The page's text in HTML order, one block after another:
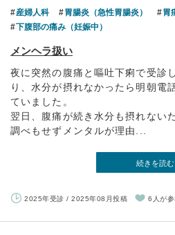
産婦人科 胃腸炎（急性胃腸炎） 胃
下腹部の痛み（妊娠中）
メンヘラ扱い
夜に突然の腹痛と嘔吐下痢で受診
り、水分が摂れなかったら明朝電
ていました。
翌日、腹痛が続き水分も摂れない
調べもせずメンタルが理由...
続きを読む
2025年受診 / 2025年08月投稿 6人が